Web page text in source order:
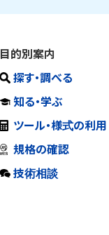
目的別案内
探す・調べる
知る・学ぶ
ツール・様式の利用
規格の確認
技術相談